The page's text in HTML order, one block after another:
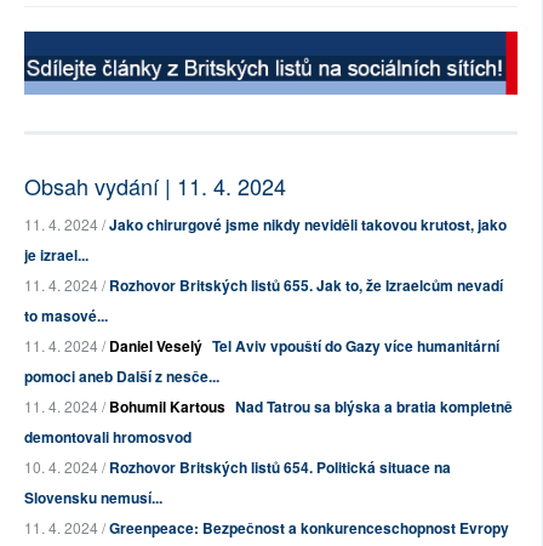
Obsah vydání | 11. 4. 2024
11. 4. 2024 /Jako chirurgové jsme nikdy neviděli takovou krutost, jako
je izrael...
11. 4. 2024 /Rozhovor Britských listů 655. Jak to, že Izraelcům nevadí
to masové...
11. 4. 2024 /Daniel Veselý Tel Aviv vpouští do Gazy více humanitární
pomoci aneb Další z nesče...
11. 4. 2024 /Bohumil Kartous Nad Tatrou sa blýska a bratia kompletně
demontovali hromosvod
10. 4. 2024 /Rozhovor Britských listů 654. Politická situace na
Slovensku nemusí...
11. 4. 2024 /Greenpeace: Bezpečnost a konkurenceschopnost Evropy